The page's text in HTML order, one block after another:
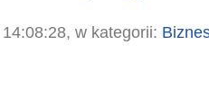
w kategorii: